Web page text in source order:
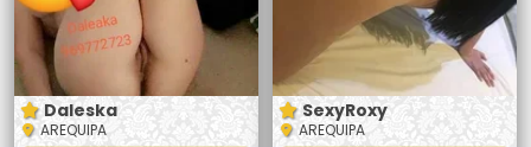
Daleska
AREQUIPA
SexyRoxy
AREQUIPA